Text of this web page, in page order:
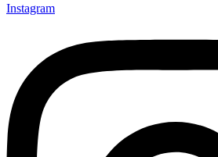
Instagram